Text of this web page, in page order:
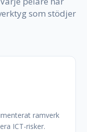
som stödjer
ramverk
ICT-risker.